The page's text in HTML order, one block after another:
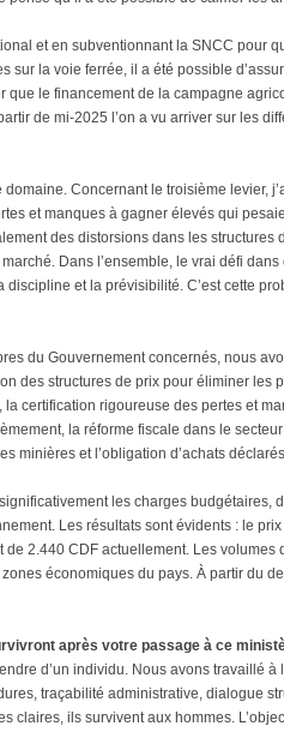
et en subventionnant la SNCC pour
sur la voie ferrée, il a été possible
que le financement de la campagne
de mi-2025 l’on a vu arriver sur les
Concernant le troisième levier,
et manques à gagner élevés qui
des distorsions dans les structures
Dans l’ensemble, le vrai défi
et la prévisibilité. C’est cette
du Gouvernement concernés, nous
des structures de prix pour éliminer les
certification rigoureuse des pertes et
la réforme fiscale dans le
minières et l’obligation d’achats
les charges budgétaires,
Les résultats sont évidents : le
de 2.440 CDF actuellement. Les
économiques du pays. À partir du
après votre passage à ce
d’un individu. Nous avons travaillé
traçabilité administrative, dialogue
claires, ils survivent aux hommes.